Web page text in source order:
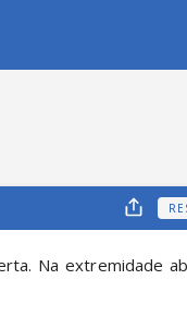
Na extremidade